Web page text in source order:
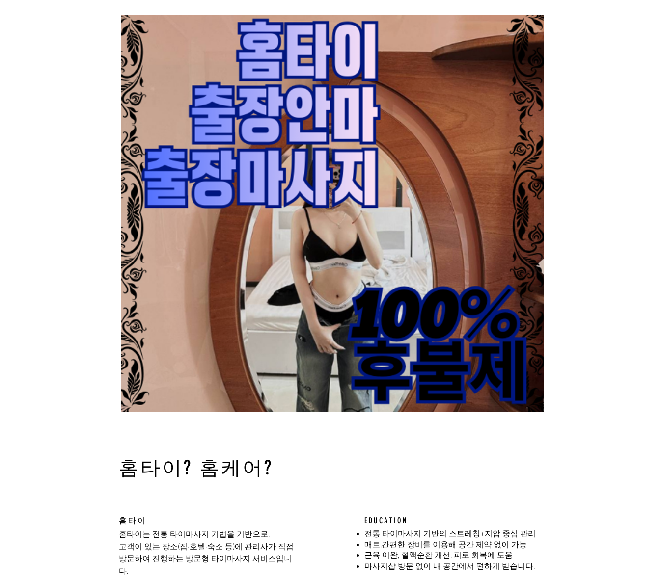
홈타이? 홈케어?
홈타이
홈타이는 전통 타이마사지 기법을 기반으로,
고객이 있는 장소(집·호텔·숙소 등)에 관리사가 직접
방문하여 진행하는 방문형 타이마사지 서비스입니
다.
EDUCATION
전통 타이마사지 기반의 스트레칭+지압 중심 관리
매트,간편한 장비를 이용해 공간 제약 없이 가능
근육 이완, 혈액순환 개선, 피로 회복에 도움
마사지샵 방문 없이 내 공간에서 편하게 받습니다.